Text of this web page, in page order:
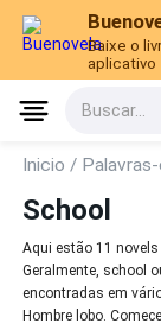
Baixe o
aplicativo
Buscar...
Inicio /
School
Aqui estão 11
Geralmente, school
encontradas em
Hombre lobo.